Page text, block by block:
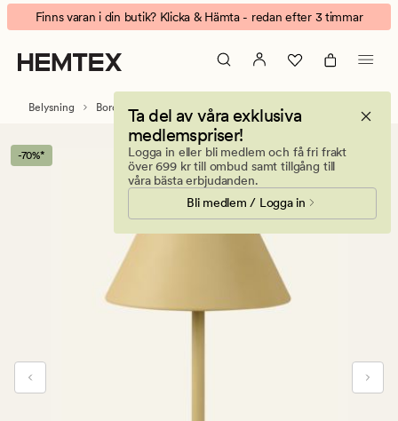
Millie
Batteridriven
bordslampa
ljusgul
Animerad
banner.
Klicka
på
att
pausa.
Finns varan i din butik? Klicka & Hämta - redan efter 3 timmar
Ta del av våra exklusiva
medlemspriser!
Logga in eller bli medlem och få fri frakt
över 699 kr till ombud samt tillgång till
våra bästa erbjudanden.
Bli medlem / Logga in
Belysning Bordslampor
-70%*